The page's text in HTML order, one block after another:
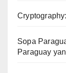
Sopa
Paraguay